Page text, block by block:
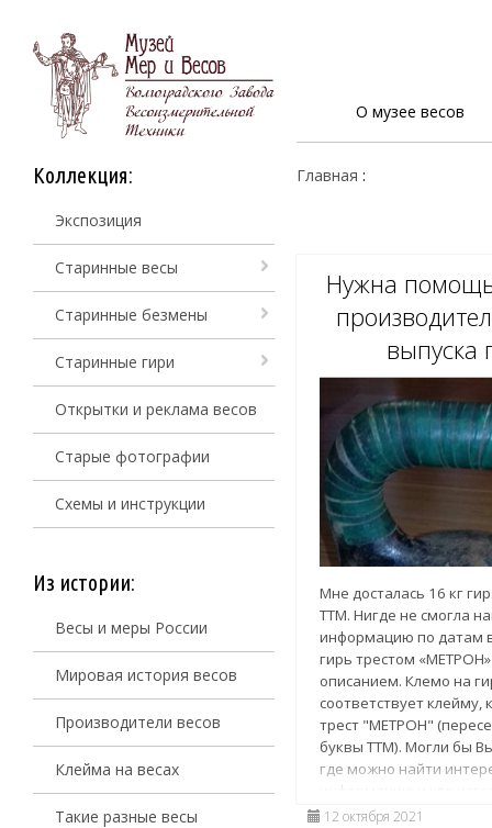
О музее весов
Коллекция:
Экспозиция
Старинные весы
Старинные безмены
Старинные гири
Открытки и реклама весов
Старые фотографии
Схемы и инструкции
Из истории:
Весы и меры России
Мировая история весов
Производители весов
Клейма на весах
Такие разные весы
Главная :
Нужна
выпуска
Мне досталась 16 кг
ТТМ. Нигде не смогла
информацию по датам
гирь трестом
описанием. Клемо на
соответствует клейму,
трест "МЕТРОН"
буквы ТТМ). Могли бы
где можно найти
информацию и кто
данные гири? Заранее
12 октября 2021